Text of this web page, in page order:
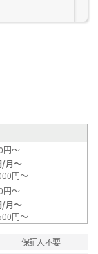
円～
/月～
円～
円～
/月～
円～
保証人不要